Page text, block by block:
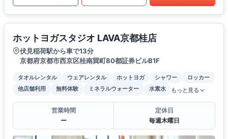
ホットヨガスタジオ LAVA京都桂店
伏見稲荷駅から車で13分
京都府京都市西京区桂南巽町80都証券ビルB1F
タオルレンタル ウェアレンタル ホットヨガ シャワー
ロッカー
他店舗利用
無料体験 ミネラルウォーター 水素水 もっと見る
営業時間
ー
定休日
毎週木曜日